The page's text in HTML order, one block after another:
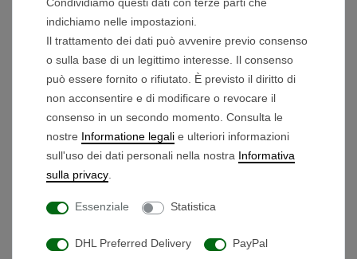
Contenuto della confezione:
2x boccola ruota
Prodotti che potrebbero interessarti
3,99 € *
indichiamo nelle impostazioni.
Il trattamento dei dati può avvenire previo consenso
o sulla base di un legittimo interesse. Il consenso
può essere fornito o rifiutato. È previsto il diritto di
non acconsentire e di modificare o revocare il
consenso in un secondo momento. Consulta le
nostre Informatione legali e ulteriori informazioni
sull'uso dei dati personali nella nostra Informativa
sulla privacy
Essenziale Statistica
DHL Preferred Delivery PayPal